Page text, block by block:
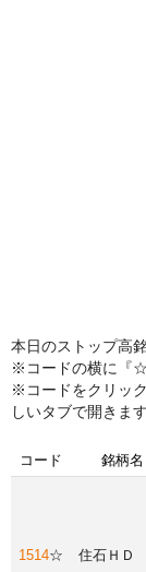
本日のストップ高
※コードの横に『☆
※コードをクリッ
しいタブで開きます
コード 銘柄名
1514☆ 住石ＨＤ